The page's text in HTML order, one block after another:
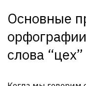
Основные
слова “цех”